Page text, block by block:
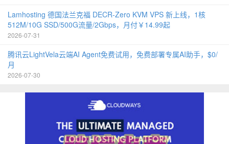
Lamhosting 德国法兰克福 DECR-Zero KVM VPS 新上线，1核
512M/10G SSD/500G流量/2Gbps，月付￥14.99起
2026-07-31
腾讯云LightVela云端AI Agent免费试用，免费部署专属AI助手，$0/
月
2026-07-30